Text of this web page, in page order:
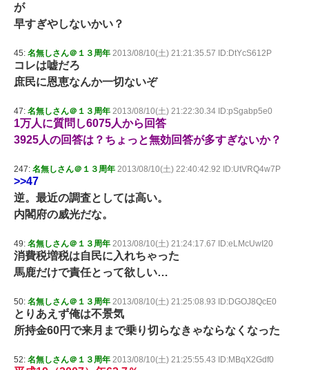
が
早すぎやしないかい？
45: 名無しさん＠１３周年 2013/08/10(土) 21:21:35.57 ID:DtYcS612P
コレは嘘だろ
庶民に恩恵なんか一切ないぞ
47: 名無しさん＠１３周年 2013/08/10(土) 21:22:30.34 ID:pSgabp5e0
1万人に質問し6075人から回答
3925人の回答は？ちょっと無効回答が多すぎないか？
247: 名無しさん＠１３周年 2013/08/10(土) 22:40:42.92 ID:UtVRQ4w7P
>>47
逆。最近の調査としては高い。
内閣府の威光だな。
49: 名無しさん＠１３周年 2013/08/10(土) 21:24:17.67 ID:eLMcUwI20
消費税増税は自民に入れちゃった
馬鹿だけで責任とって欲しい…
50: 名無しさん＠１３周年 2013/08/10(土) 21:25:08.93 ID:DGOJ8QcE0
とりあえず俺は不景気
所持金60円で来月まで乗り切らなきゃならなくなった
52: 名無しさん＠１３周年 2013/08/10(土) 21:25:55.43 ID:MBqX2Gdf0